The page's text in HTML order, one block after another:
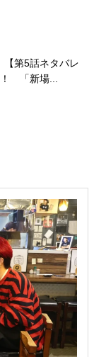
第5話ネタバレ
「新場...